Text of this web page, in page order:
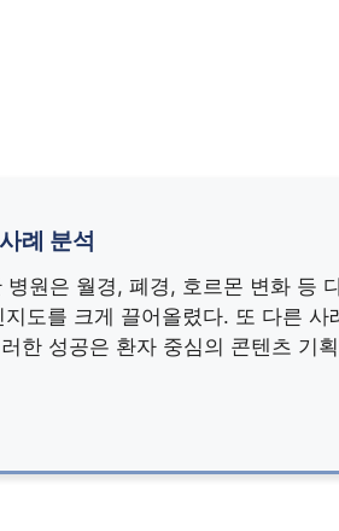
례 분석
원은 월경, 폐경, 호르몬 변화 등
도를 크게 끌어올렸다. 또 다른 사
한 성공은 환자 중심의 콘텐츠 기